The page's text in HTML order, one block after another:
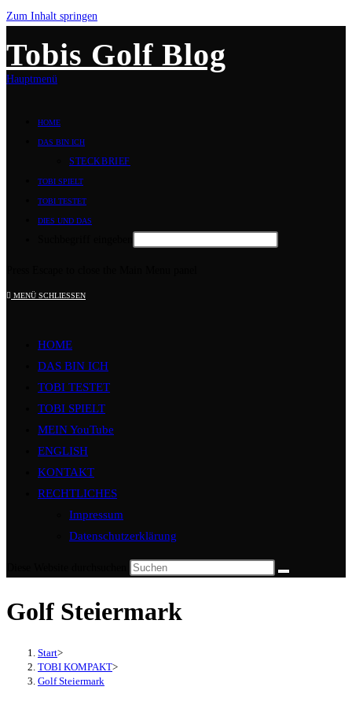
Zum Inhalt springen
Tobis Golf Blog
Hauptmenü
HOME
DAS BIN ICH
STECKBRIEF
TOBI SPIELT
TOBI TESTET
DIES UND DAS
MENÜ SCHLIESSEN
HOME
DAS BIN ICH
TOBI TESTET
TOBI SPIELT
MEIN YouTube
ENGLISH
KONTAKT
RECHTLICHES
Impressum
Datenschutzerklärung
Golf Steiermark
Start>
TOBI KOMPAKT>
Golf Steiermark